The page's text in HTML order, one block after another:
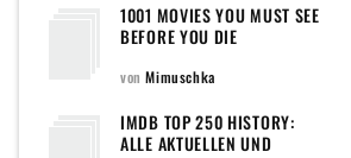
1001 MOVIES YOU MUST SEE
BEFORE YOU DIE
vonMimuschka
IMDB TOP 250 HISTORY:
ALLE AKTUELLEN UND